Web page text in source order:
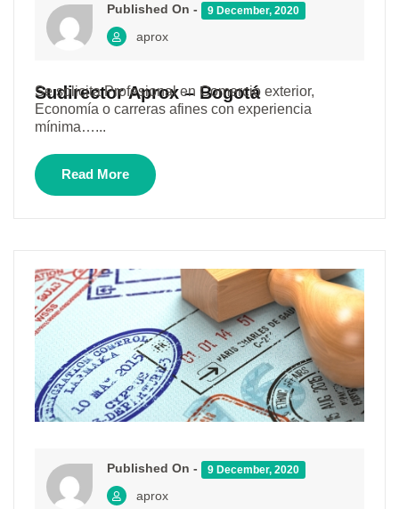
Published On - 9 December, 2020
aprox
Sudirector Aprox – Bogotá
Se solicita Profesional en Comercio exterior,
Economía o carreras afines con experiencia
mínima…...
Read More
Published On - 9 December, 2020
aprox